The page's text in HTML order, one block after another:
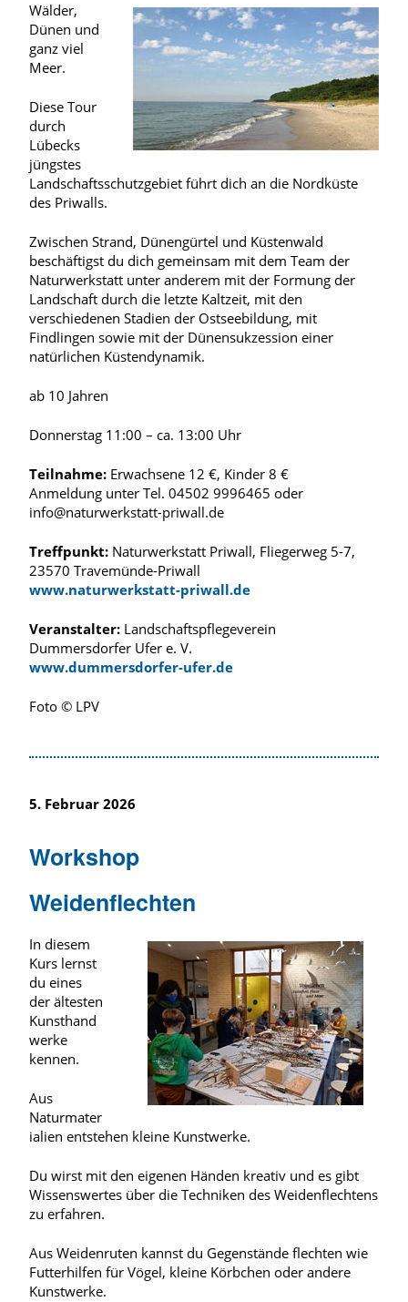
Wälder,
Dünen und
ganz viel
Meer.
Diese Tour
durch
Lübecks
jüngstes
Landschaftsschutzgebiet führt dich an die Nordküste
des Priwalls.
Zwischen Strand, Dünengürtel und Küstenwald
beschäftigst du dich gemeinsam mit dem Team der
Naturwerkstatt unter anderem mit der Formung der
Landschaft durch die letzte Kaltzeit, mit den
verschiedenen Stadien der Ostseebildung, mit
Findlingen sowie mit der Dünensukzession einer
natürlichen Küstendynamik.
ab 10 Jahren
Donnerstag 11:00 – ca. 13:00 Uhr
Teilnahme: Erwachsene 12 €, Kinder 8 €
Anmeldung unter Tel. 04502 9996465 oder
info@naturwerkstatt-priwall.de
Treffpunkt: Naturwerkstatt Priwall, Fliegerweg 5-7,
23570 Travemünde-Priwall
www.naturwerkstatt-priwall.de
Veranstalter: Landschaftspflegeverein
Dummersdorfer Ufer e. V.
www.dummersdorfer-ufer.de
Foto © LPV
5. Februar 2026
Workshop
Weidenflechten
In diesem
Kurs lernst
du eines
der ältesten
Kunsthand
werke
kennen.
Aus
Naturmater
ialien entstehen kleine Kunstwerke.
Du wirst mit den eigenen Händen kreativ und es gibt
Wissenswertes über die Techniken des Weidenflechtens
zu erfahren.
Aus Weidenruten kannst du Gegenstände flechten wie
Futterhilfen für Vögel, kleine Körbchen oder andere
Kunstwerke.